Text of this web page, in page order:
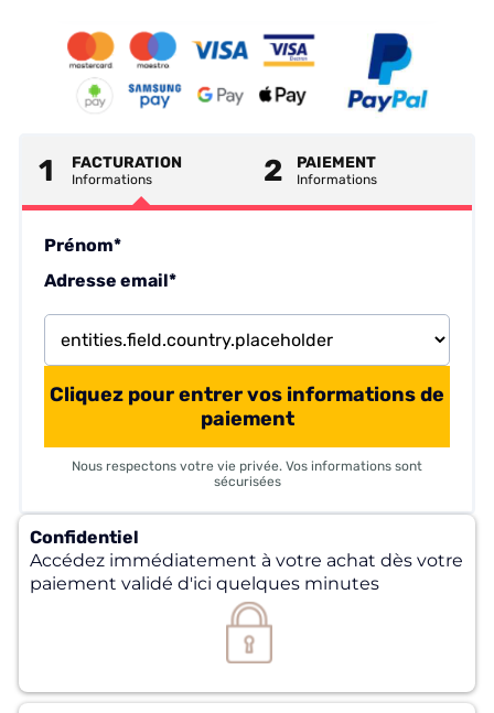
1 FACTURATION
Informations 2 PAIEMENT
Informations
Prénom*
Adresse email*
Cliquez pour entrer vos informations de
paiement
Nous respectons votre vie privée. Vos informations sont
sécurisées
Confidentiel
Accédez immédiatement à votre achat dès votre
paiement validé d'ici quelques minutes